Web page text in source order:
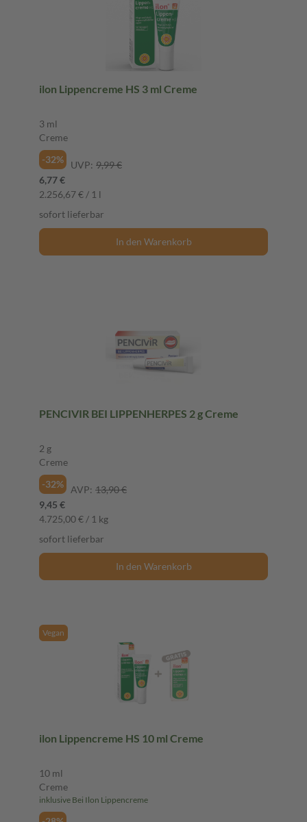
ilon Lippencreme HS 3 ml Creme
3 ml
Creme
-32%
UVP: 9,99 €
6,77 €
2.256,67 € / 1 l
sofort lieferbar
In den Warenkorb
PENCIVIR BEI LIPPENHERPES 2 g Creme
2 g
Creme
-32%
AVP: 13,90 €
9,45 €
4.725,00 € / 1 kg
sofort lieferbar
In den Warenkorb
Vegan
ilon Lippencreme HS 10 ml Creme
10 ml
Creme
inklusive Bei Ilon Lippencreme